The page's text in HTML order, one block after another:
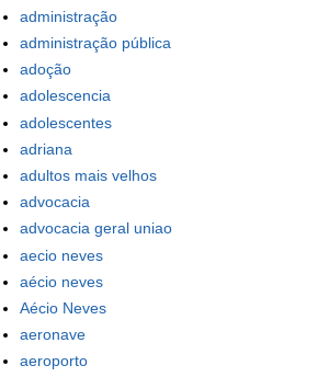
administração
administração pública
adoção
adolescencia
adolescentes
adriana
adultos mais velhos
advocacia
advocacia geral uniao
aecio neves
aécio neves
Aécio Neves
aeronave
aeroporto